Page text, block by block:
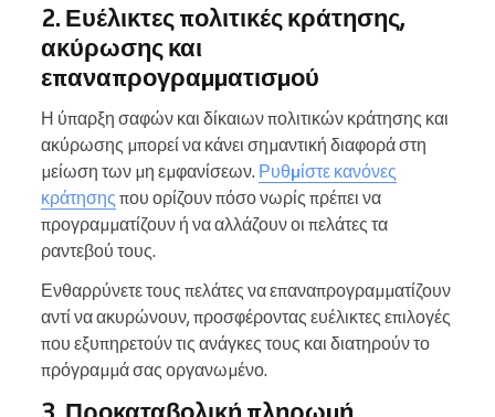
2. Ευέλικτες πολιτικές κράτησης,
ακύρωσης και
επαναπρογραμματισμού
Η ύπαρξη σαφών και δίκαιων πολιτικών κράτησης και
ακύρωσης μπορεί να κάνει σημαντική διαφορά στη
μείωση των μη εμφανίσεων. Ρυθμίστε κανόνες
κράτησης που ορίζουν πόσο νωρίς πρέπει να
προγραμματίζουν ή να αλλάζουν οι πελάτες τα
ραντεβού τους.
Ενθαρρύνετε τους πελάτες να επαναπρογραμματίζουν
αντί να ακυρώνουν, προσφέροντας ευέλικτες επιλογές
που εξυπηρετούν τις ανάγκες τους και διατηρούν το
πρόγραμμά σας οργανωμένο.
3. Προκαταβολική πληρωμή